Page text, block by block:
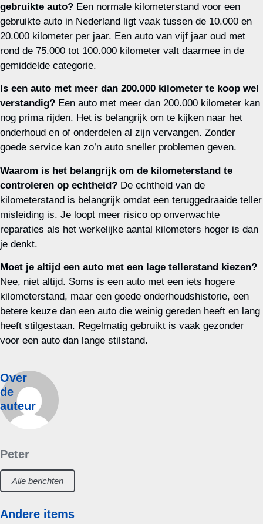
gebruikte auto? Een normale kilometerstand voor een
gebruikte auto in Nederland ligt vaak tussen de 10.000 en
20.000 kilometer per jaar. Een auto van vijf jaar oud met
rond de 75.000 tot 100.000 kilometer valt daarmee in de
gemiddelde categorie.
Is een auto met meer dan 200.000 kilometer te koop wel
verstandig? Een auto met meer dan 200.000 kilometer kan
nog prima rijden. Het is belangrijk om te kijken naar het
onderhoud en of onderdelen al zijn vervangen. Zonder
goede service kan zo’n auto sneller problemen geven.
Waarom is het belangrijk om de kilometerstand te
controleren op echtheid? De echtheid van de
kilometerstand is belangrijk omdat een teruggedraaide teller
misleiding is. Je loopt meer risico op onverwachte
reparaties als het werkelijke aantal kilometers hoger is dan
je denkt.
Moet je altijd een auto met een lage tellerstand kiezen?
Nee, niet altijd. Soms is een auto met een iets hogere
kilometerstand, maar een goede onderhoudshistorie, een
betere keuze dan een auto die weinig gereden heeft en lang
heeft stilgestaan. Regelmatig gebruikt is vaak gezonder
voor een auto dan lange stilstand.
Over
de
auteur
Peter
Alle berichten
Andere items